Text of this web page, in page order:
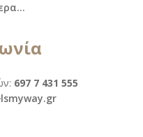
697 7 431 555